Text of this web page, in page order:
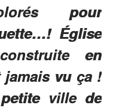
pour
Église
en
jamais vu ça !
ville de